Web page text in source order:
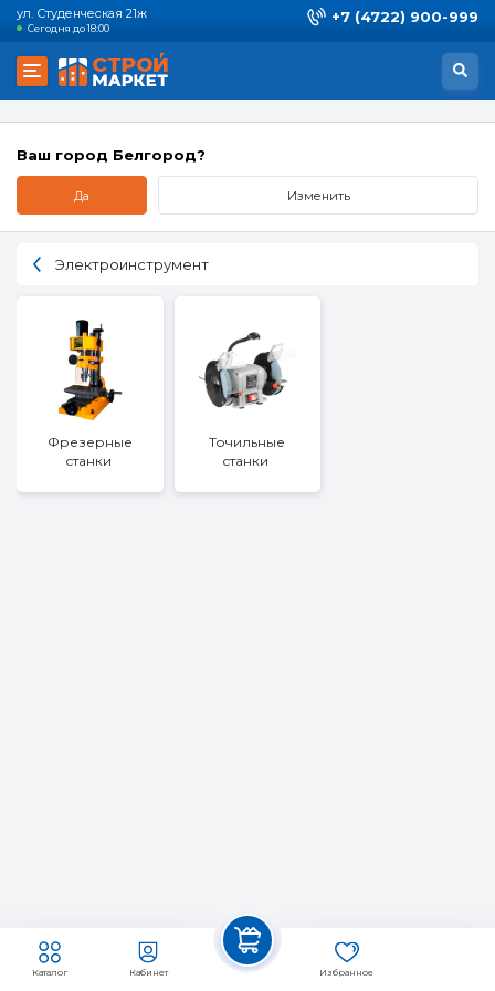
ул. Студенческая 21ж
Сегодня до 18:00
+7 (4722) 900-999
Каталог Кабинет Избранное
Ваш город Белгород?
Да Изменить
Электроинструмент
Фрезерные
станки
Точильные
станки